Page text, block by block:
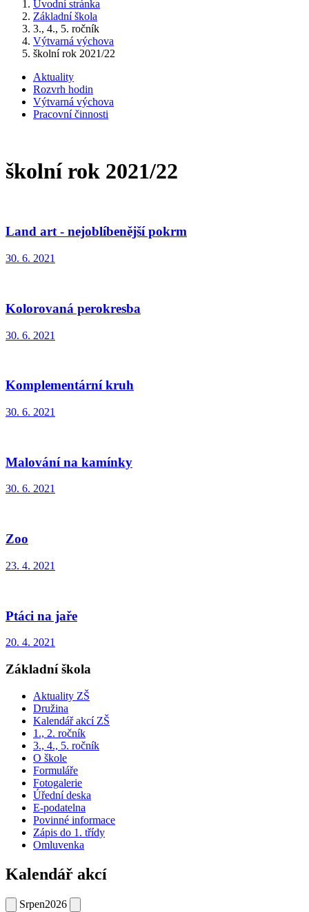
Úvodní stránka
Základní škola
3., 4., 5. ročník
Výtvarná výchova
školní rok 2021/22
Aktuality
Rozvrh hodin
Výtvarná výchova
Pracovní činnosti
školní rok 2021/22
Land art - nejoblíbenější pokrm
30. 6. 2021
Kolorovaná perokresba
30. 6. 2021
Komplementární kruh
30. 6. 2021
Malování na kamínky
30. 6. 2021
Zoo
23. 4. 2021
Ptáci na jaře
20. 4. 2021
Základní škola
Aktuality ZŠ
Družina
Kalendář akcí ZŠ
1., 2. ročník
3., 4., 5. ročník
O škole
Formuláře
Fotogalerie
Úřední deska
E-podatelna
Povinné informace
Zápis do 1. třídy
Omluvenka
Kalendář akcí
Srpen2026